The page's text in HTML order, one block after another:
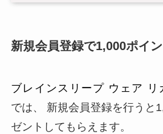
新規会員登録で1,000ポイ
ブレインスリープ ウェア リ
では、 新規会員登録を行うと
ゼントしてもらえます。